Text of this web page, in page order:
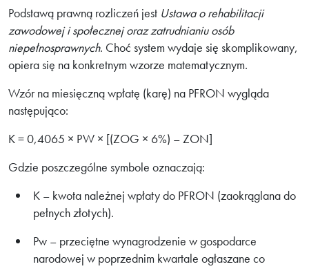
Podstawą prawną rozliczeń jest Ustawa o rehabilitacji
zawodowej i społecznej oraz zatrudnianiu osób
niepełnosprawnych. Choć system wydaje się skomplikowany,
opiera się na konkretnym wzorze matematycznym.
Wzór na miesięczną wpłatę (karę) na PFRON wygląda
następująco:
K = 0,4065 × PW × [(ZOG × 6%) – ZON]
Gdzie poszczególne symbole oznaczają:
K – kwota należnej wpłaty do PFRON (zaokrąglana do
pełnych złotych).
Pw – przeciętne wynagrodzenie w gospodarce
narodowej w poprzednim kwartale ogłaszane co